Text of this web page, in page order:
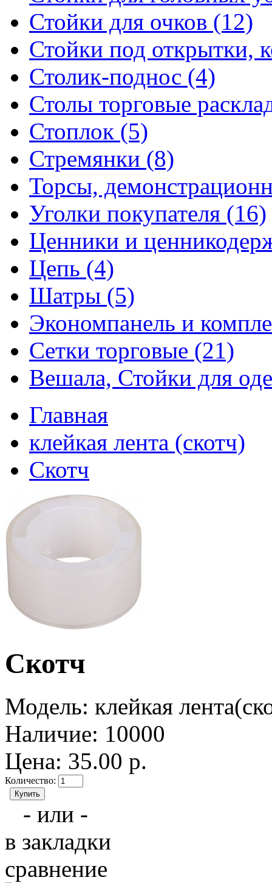
Стойки для очков (12)
Стойки под открытки,
Столик-поднос (4)
Столы торговые
Стоплок (5)
Стремянки (8)
Торсы,
Уголки покупателя (16)
Ценники и
Цепь (4)
Шатры (5)
Экономпанель и
Сетки торговые (21)
Вешала, Стойки для
Главная
клейкая лента (скотч)
Скотч
Скотч
Модель: клейкая
Наличие: 10000
Цена: 35.00 р.
Количество:
- или -
в закладки
сравнение